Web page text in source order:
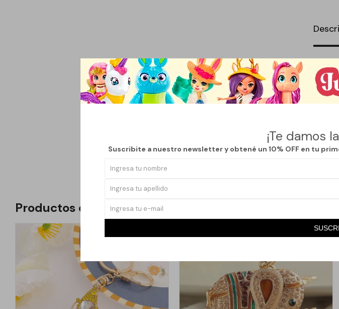
¡Te damos
Suscribite a nuestro newsletter y obtené un 10% OFF en tu
Deja volar tu imaginación y diseña llaveros únicos y
momentos creativos en familia o con amigos,
accesorios personalizados.
Ideal para niños y adultos que disfrutan de las
cualquier ocasión.
Productos que te pueden interesar